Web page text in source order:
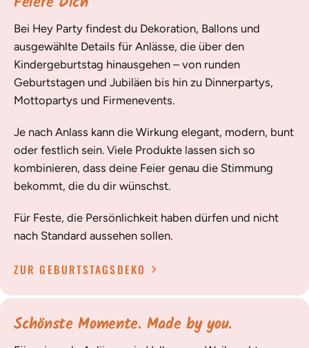
Bei Hey Party findest du Dekoration, Ballons und
ausgewählte Details für Anlässe, die über den
Kindergeburtstag hinausgehen – von runden
Geburtstagen und Jubiläen bis hin zu Dinnerpartys,
Mottopartys und Firmenevents.
Je nach Anlass kann die Wirkung elegant, modern, bunt
oder festlich sein. Viele Produkte lassen sich so
kombinieren, dass deine Feier genau die Stimmung
bekommt, die du dir wünschst.
Für Feste, die Persönlichkeit haben dürfen und nicht
nach Standard aussehen sollen.
ZUR GEBURTSTAGSDEKO
Schönste Momente. Made by you.